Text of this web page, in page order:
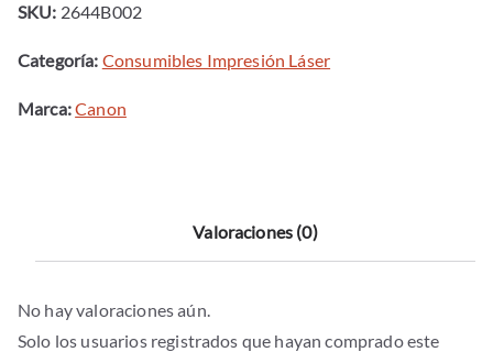
cantidad
SKU: 2644B002
Categoría: Consumibles Impresión Láser
Marca:Canon
Valoraciones (0)
No hay valoraciones aún.
Solo los usuarios registrados que hayan comprado este